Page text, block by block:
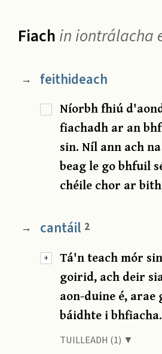
Fiach in iontrálacha
→ feithideach
Níorbh fhiú
fiachadh ar an
sin. Níl ann ach
beag le go bhfuil
chéile chor ar bith
+
→ cantáil 2
Tá'n teach mór
goirid, ach deir
aon-duine é, arae
báidhte i bhfiacha.
TUILLEADH (1) ▼